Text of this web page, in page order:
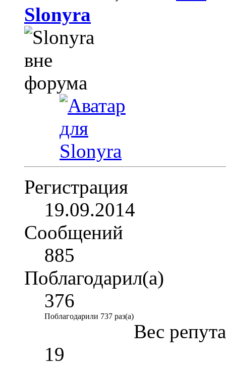
Slonyra
Регистрация
19.09.2014
Сообщений
885
Поблагодарил(а)
376
Поблагодарили 737 раз(а)
Вес
19